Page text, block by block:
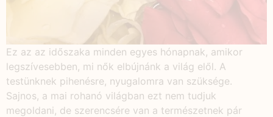
Ez az az időszaka minden egyes hónapnak, amikor
legszívesebben, mi nők elbújnánk a világ elől. A
testünknek pihenésre, nyugalomra van szüksége.
Sajnos, a mai rohanó világban ezt nem tudjuk
megoldani, de szerencsére van a természetnek pár